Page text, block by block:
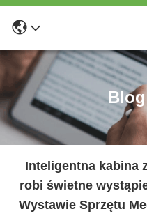
Inteligentna kabina
robi świetne
Wystawie Sprzętu